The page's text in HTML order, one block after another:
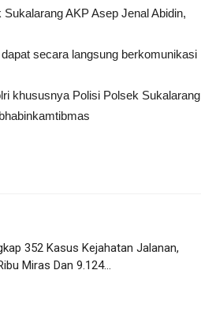
AKP Asep Jenal Abidin,
secara langsung berkomunikasi
khususnya Polisi Polsek Sukalarang
352 Kasus Kejahatan Jalanan,
Miras Dan 9.124...